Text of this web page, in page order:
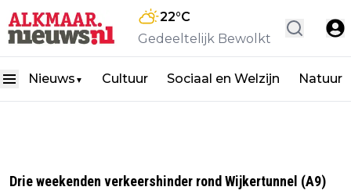
22°C
Gedeeltelijk Bewolkt
Nieuws ▼ Cultuur Sociaal en Welzijn Natuur
Drie weekenden verkeershinder rond Wijkertunnel (A9)